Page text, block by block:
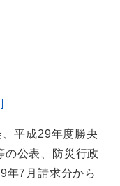
平成29年度勝央
の公表、防災行政
年7月請求分から